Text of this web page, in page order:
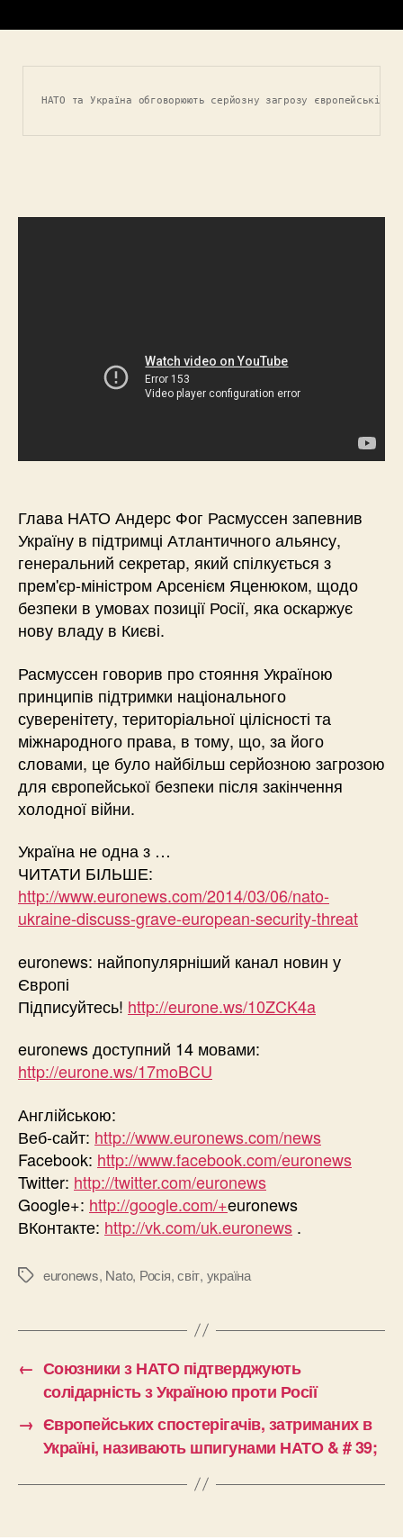
НАТО та Україна обговорюють серйозну загрозу європейській
Глава НАТО Андерс Фог Расмуссен запевнив
Україну в підтримці Атлантичного альянсу,
генеральний секретар, який спілкується з
прем'єр-міністром Арсенієм Яценюком, щодо
безпеки в умовах позиції Росії, яка оскаржує
нову владу в Києві.
Расмуссен говорив про стояння Україною
принципів підтримки національного
суверенітету, територіальної цілісності та
міжнародного права, в тому, що, за його
словами, це було найбільш серйозною загрозою
для європейської безпеки після закінчення
холодної війни.
Україна не одна з …
ЧИТАТИ БІЛЬШЕ:
http://www.euronews.com/2014/03/06/nato-
ukraine-discuss-grave-european-security-threat
euronews: найпопулярніший канал новин у
Європі
Підписуйтесь! http://eurone.ws/10ZCK4a
euronews доступний 14 мовами:
http://eurone.ws/17moBCU
Англійською:
Веб-сайт: http://www.euronews.com/news
Facebook: http://www.facebook.com/euronews
Twitter: http://twitter.com/euronews
Google+: http://google.com/+euronews
ВКонтакте: http://vk.com/uk.euronews .
Позначки
euronews, Nato, Росія,світ, україна
← Союзники з НАТО підтверджують
солідарність з Україною проти Росії
→ Європейських спостерігачів, затриманих в
Україні, називають шпигунами НАТО & # 39;